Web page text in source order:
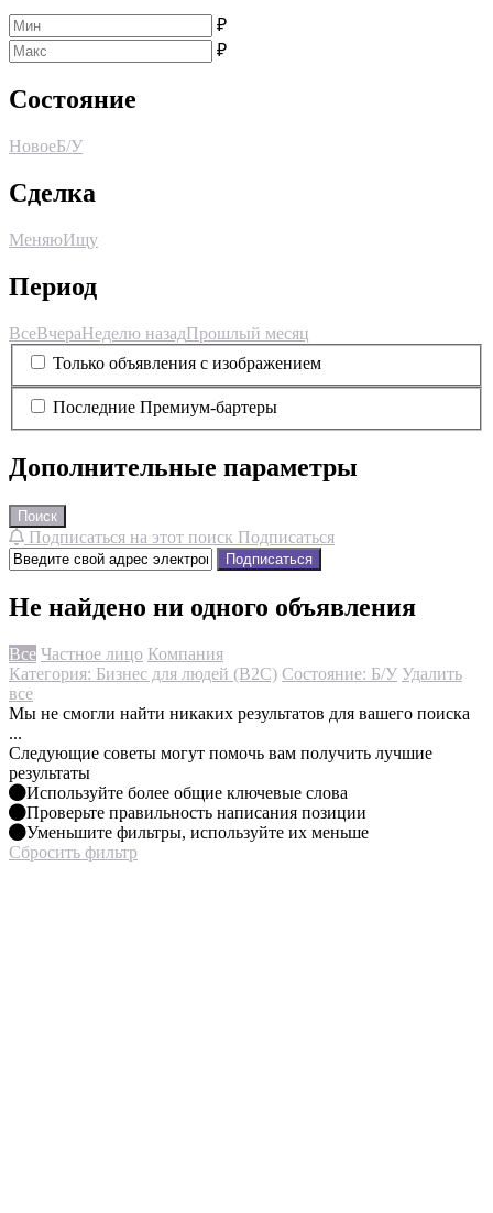
₽
₽
Состояние
НовоеБ/У
Сделка
МеняюИщу
Период
ВсеВчераНеделю назадПрошлый месяц
Только объявления с изображением
Последние Премиум-бартеры
Дополнительные параметры
Поиск
Подписаться на этот поиск Подписаться
Подписаться
Не найдено ни одного объявления
Все Частное лицо Компания
Категория: Бизнес для людей (B2C) Состояние: Б/У Удалить
все
Мы не смогли найти никаких результатов для вашего поиска
...
Следующие советы могут помочь вам получить лучшие
результаты
Используйте более общие ключевые слова
Проверьте правильность написания позиции
Уменьшите фильтры, используйте их меньше
Сбросить фильтр